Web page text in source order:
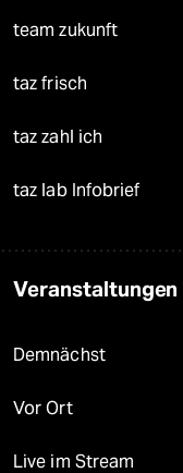
team zukunft
taz frisch
taz zahl ich
taz lab Infobrief
Veranstaltungen
Demnächst
Vor Ort
Live im Stream